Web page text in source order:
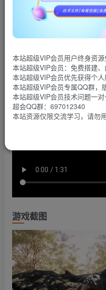
为最好的独立骑龙体验
但你可以成为一个！布鲁斯
妹和兄弟。有一天，他们的
游戏视频
游戏截图
本站超级VIP会员用户终身资源
本站超级VIP会员：免费搭建
本站超级VIP会员优先获得个
本站超级VIP会员专属QQ群，
本站超级VIP会员技术问题一
超会QQ群：697012340
本站资源仅限交流学习，请勿